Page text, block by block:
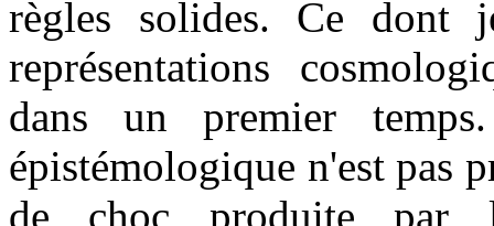
règles solides. Ce dont
représentations
dans un premier
épistémologique n'est pas
de choc produite par